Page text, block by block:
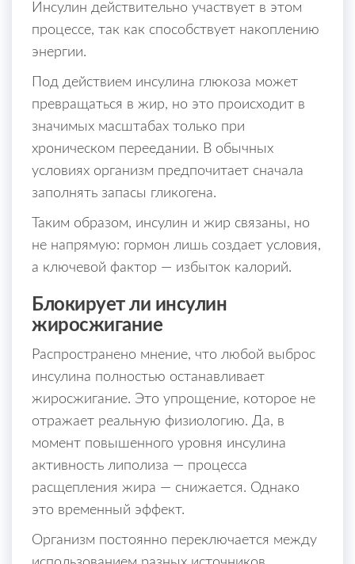
Инсулин действительно участвует в этом
процессе, так как способствует накоплению
энергии.
Под действием инсулина глюкоза может
превращаться в жир, но это происходит в
значимых масштабах только при
хроническом переедании. В обычных
условиях организм предпочитает сначала
заполнять запасы гликогена.
Таким образом, инсулин и жир связаны, но
не напрямую: гормон лишь создает условия,
а ключевой фактор — избыток калорий.
Блокирует ли инсулин
жиросжигание
Распространено мнение, что любой выброс
инсулина полностью останавливает
жиросжигание. Это упрощение, которое не
отражает реальную физиологию. Да, в
момент повышенного уровня инсулина
активность липолиза — процесса
расщепления жира — снижается. Однако
это временный эффект.
Организм постоянно переключается между